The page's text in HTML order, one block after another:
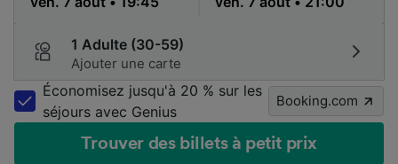
1 Adulte (30-59)
Ajouter une carte
Économisez jusqu'à 20 % sur les
séjours avec Genius
Booking.com
Trouver des billets à petit prix